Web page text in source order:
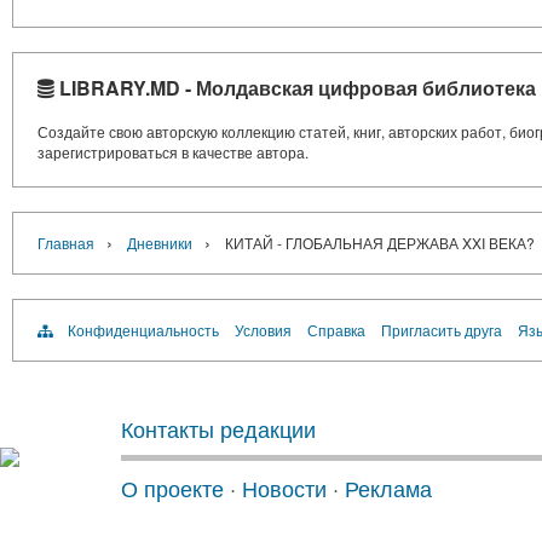
LIBRARY.MD - Молдавская цифровая библиотека
Создайте свою авторскую коллекцию статей, книг, авторских работ,
зарегистрироваться в качестве автора.
Главная › Дневники › КИТАЙ - ГЛОБАЛЬНАЯ ДЕРЖАВА XXI ВЕКА?
Конфиденциальность Условия Справка Пригласить друга
Контакты редакции
О проекте · Новости · Реклама